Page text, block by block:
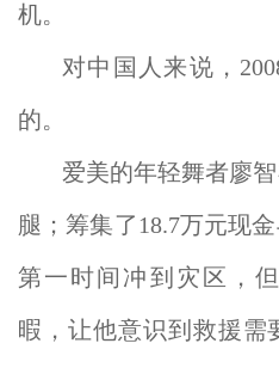
机。
对中国人来说，
的。
爱美的年轻舞者廖
腿；筹集了18.7万元现
第一时间冲到灾区，
暇，让他意识到救援需